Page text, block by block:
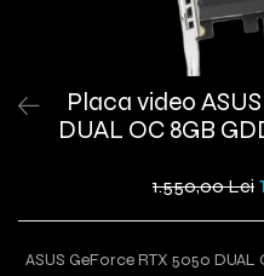
Placa video
DUAL OC 8GB
1.550,00 Lei
ASUS GeForce RTX 5050